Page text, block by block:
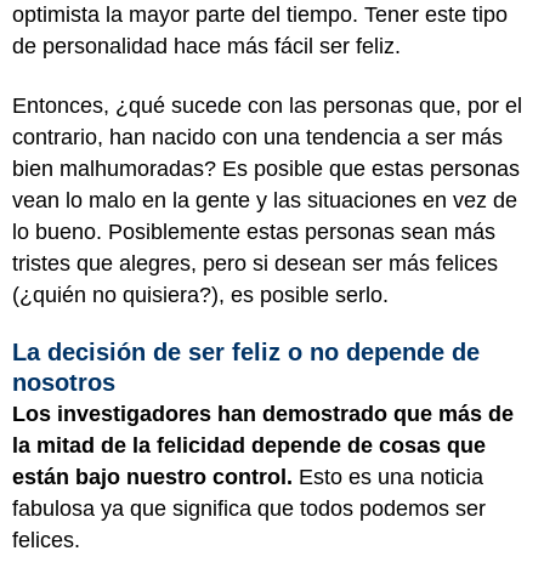
optimista la mayor parte del tiempo. Tener este tipo
de personalidad hace más fácil ser feliz.
Entonces, ¿qué sucede con las personas que, por el
contrario, han nacido con una tendencia a ser más
bien malhumoradas? Es posible que estas personas
vean lo malo en la gente y las situaciones en vez de
lo bueno. Posiblemente estas personas sean más
tristes que alegres, pero si desean ser más felices
(¿quién no quisiera?), es posible serlo.
La decisión de ser feliz o no depende de
nosotros
Los investigadores han demostrado que más de
la mitad de la felicidad depende de cosas que
están bajo nuestro control. Esto es una noticia
fabulosa ya que significa que todos podemos ser
felices.